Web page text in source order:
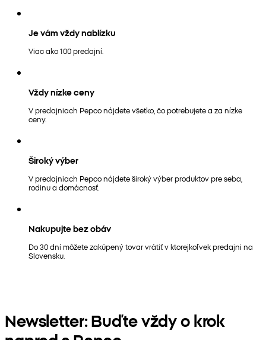
Je vám vždy nablízku
Viac ako 100 predajní.
Vždy nízke ceny
V predajniach Pepco nájdete všetko, čo potrebujete a za nízke
ceny.
Široký výber
V predajniach Pepco nájdete široký výber produktov pre seba,
rodinu a domácnosť.
Nakupujte bez obáv
Do 30 dní môžete zakúpený tovar vrátiť v ktorejkoľvek predajni na
Slovensku.
Newsletter: Buďte vždy o krok